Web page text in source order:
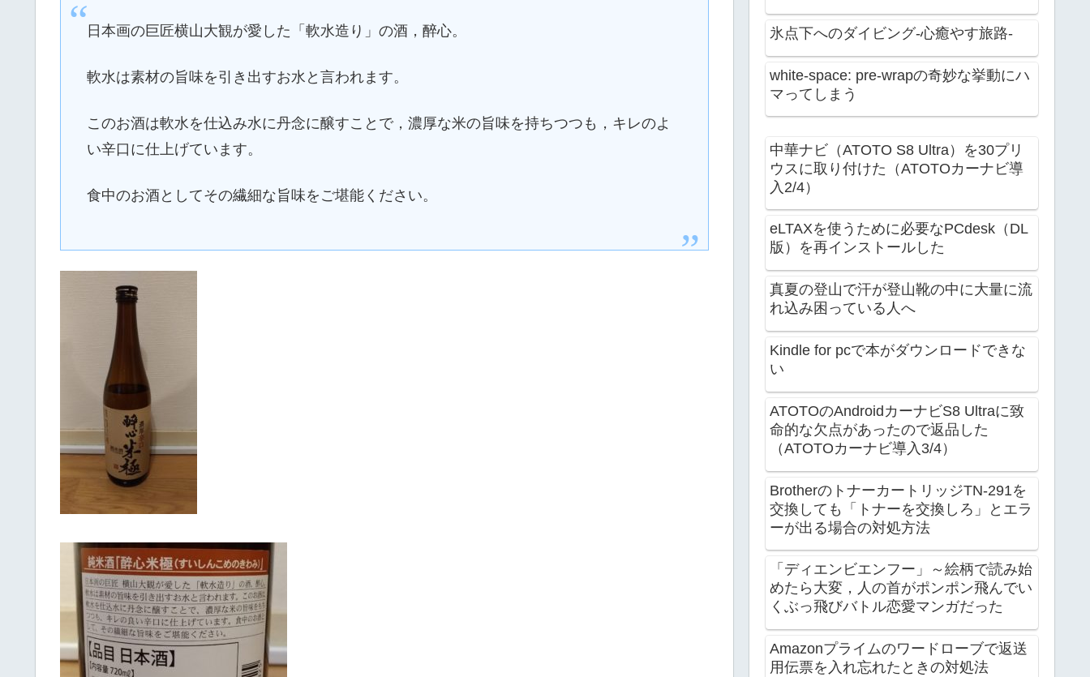
日本画の巨匠横山大観が愛した「軟水造り」の酒，醉心。
軟水は素材の旨味を引き出すお水と言われます。
このお酒は軟水を仕込み水に丹念に醸すことで，濃厚な米の旨味を持ちつつも，キレのよ
い辛口に仕上げています。
食中のお酒としてその繊細な旨味をご堪能ください。
氷点下へのダイビング-心癒やす旅路-
white-space: pre-wrapの奇妙な挙動にハ
マってしまう
中華ナビ（ATOTO S8 Ultra）を30プリ
ウスに取り付けた（ATOTOカーナビ導
入2/4）
eLTAXを使うために必要なPCdesk（DL
版）を再インストールした
真夏の登山で汗が登山靴の中に大量に流
れ込み困っている人へ
Kindle for pcで本がダウンロードできな
い
ATOTOのAndroidカーナビS8 Ultraに致
命的な欠点があったので返品した
（ATOTOカーナビ導入3/4）
BrotherのトナーカートリッジTN-291を
交換しても「トナーを交換しろ」とエラ
ーが出る場合の対処方法
「ディエンビエンフー」～絵柄で読み始
めたら大変，人の首がポンポン飛んでい
くぶっ飛びバトル恋愛マンガだった
Amazonプライムのワードローブで返送
用伝票を入れ忘れたときの対処法